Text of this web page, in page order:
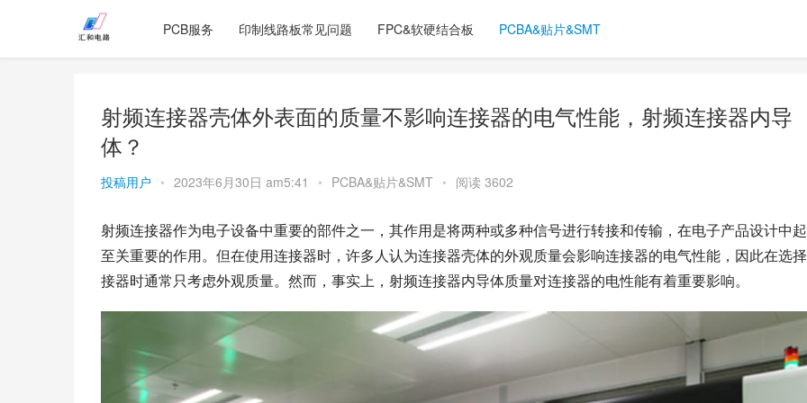
PCB服务 印制线路板常见问题 FPC&软硬结合板 PCBA&贴片&SMT
射频连接器壳体外表面的质量不影响连接器的电气性能，射频连接器内导
体？
投稿用户 • 2023年6月30日 am5:41 • PCBA&贴片&SMT • 阅读 3602
射频连接器作为电子设备中重要的部件之一，其作用是将两种或多种信号进行转接和传输，在电子产品设计中
至关重要的作用。但在使用连接器时，许多人认为连接器壳体的外观质量会影响连接器的电气性能，因此在选
接器时通常只考虑外观质量。然而，事实上，射频连接器内导体质量对连接器的电性能有着重要影响。